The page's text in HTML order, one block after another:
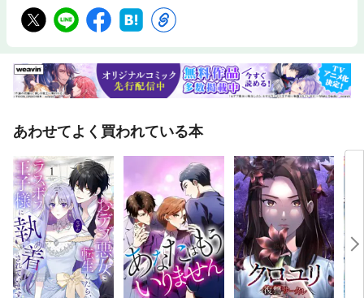
あわせてよく買われている本